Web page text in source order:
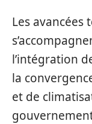
Les avancées
l’intégration
la
et de